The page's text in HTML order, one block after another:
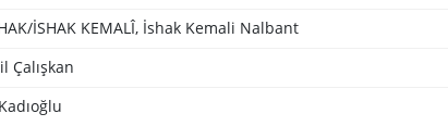
İSHAK KEMALÎ, İshak Kemali Nalbant
Çalışkan